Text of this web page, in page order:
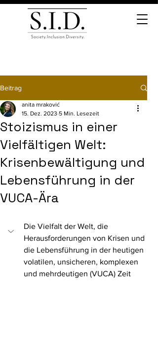
Beitrag
Stoizismus in einer
Vielfältigen Welt:
Krisenbewältigung und
Lebensführung in der
VUCA-Ära
anita mraković
15. Dez. 2023 5 Min. Lesezeit
Die Vielfalt der Welt, die
Herausforderungen von Krisen und
die Lebensführung in der heutigen
volatilen, unsicheren, komplexen
und mehrdeutigen (VUCA) Zeit